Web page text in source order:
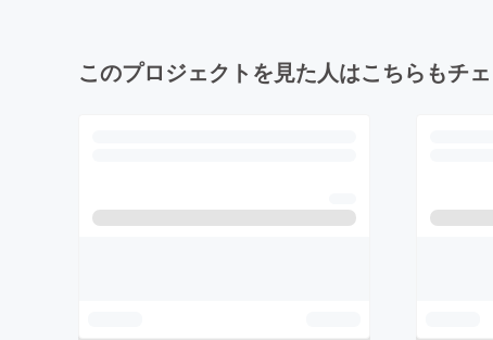
このプロジェクトを見た人はこちらもチ